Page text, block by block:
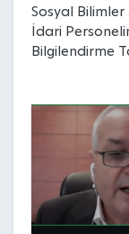
Sosyal
İdari
Bilgilendirme